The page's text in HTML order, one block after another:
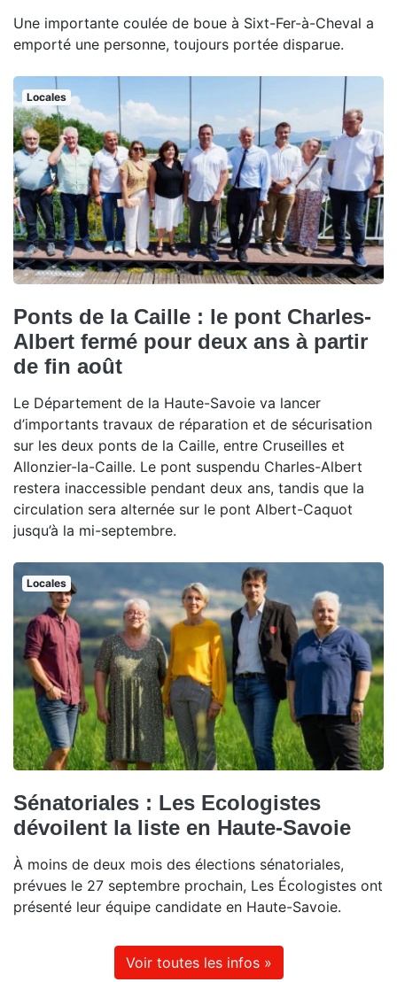
Une importante coulée de boue à Sixt-Fer-à-Cheval a
emporté une personne, toujours portée disparue.
Locales
Ponts de la Caille : le pont Charles-
Albert fermé pour deux ans à partir
de fin août
Le Département de la Haute-Savoie va lancer
d’importants travaux de réparation et de sécurisation
sur les deux ponts de la Caille, entre Cruseilles et
Allonzier-la-Caille. Le pont suspendu Charles-Albert
restera inaccessible pendant deux ans, tandis que la
circulation sera alternée sur le pont Albert-Caquot
jusqu’à la mi-septembre.
Locales
Sénatoriales : Les Ecologistes
dévoilent la liste en Haute-Savoie
À moins de deux mois des élections sénatoriales,
prévues le 27 septembre prochain, Les Écologistes ont
présenté leur équipe candidate en Haute-Savoie.
Voir toutes les infos »